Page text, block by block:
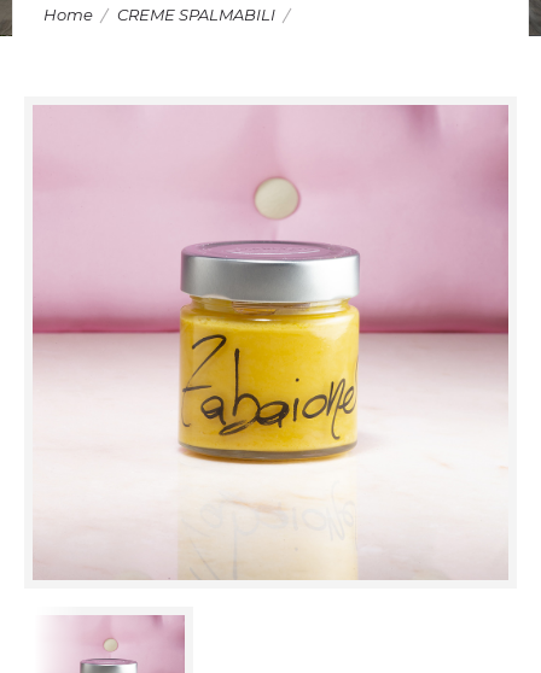
Home CREME SPALMABILI